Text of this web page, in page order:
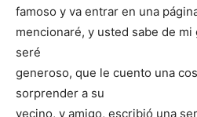
famoso y va entrar en una
mencionaré, y usted sabe de
seré
generoso, que le cuento una
sorprender a su
vecino, y amigo, escribió una